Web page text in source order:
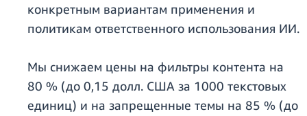
конкретным вариантам применения и
политикам ответственного использования ИИ.
Мы снижаем цены на фильтры контента на
80 % (до 0,15 долл. США за 1000 текстовых
единиц) и на запрещенные темы на 85 % (до